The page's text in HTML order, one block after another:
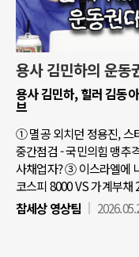
용사 김민하의 운동
용사 김민하, 힐러 김동
브
① 멸공 외치던 정용진, 스
중간점검 - 국민의힘 맹추
사채업자? ③ 이스라엘에
코스피 8000 VS 가계부채
참세상 영상팀